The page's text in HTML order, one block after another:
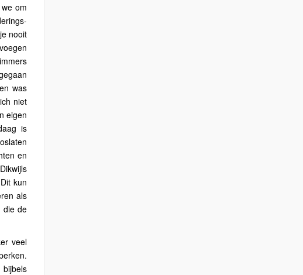
om
nooit
was
niet
eigen
is
en
kun
als
die de
veel